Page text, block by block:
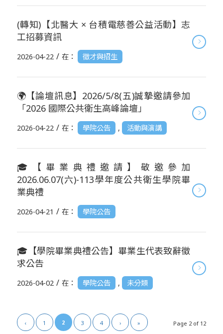
(轉知)【北醫大 × 台積電慈善公益活動】志
工招募資訊
2026-04-22 / 在： 徵才與招生
🌍【論壇訊息】2026/5/8(五)誠摯邀請參加
「2026 國際公共衛生高峰論壇」
2026-04-22 / 在： 學院公告 , 活動與演講
🎓【畢業典禮邀請】敬邀參加
2026.06.07(六)-113學年度公共衛生學院畢
業典禮
2026-04-21 / 在： 學院公告
🎓【學院畢業典禮公告】畢業生代表致辭徵
求公告
2026-04-02 / 在： 學院公告 , 未分類
Page 2 of 12
‹ 1 2 3 4 › »